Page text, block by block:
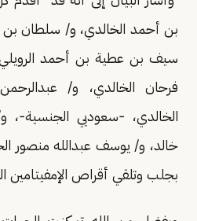
بن أحمد الخالدي، و/ سلطان بن
سيف بن عطية بن أحمد
فرحان الخالدي، و/
الخالدي، -سعوديي الجنسية-
خالد، و/ يوسف عبدالله منصور
بجلب وتلقي أقراص الإمفيتامين